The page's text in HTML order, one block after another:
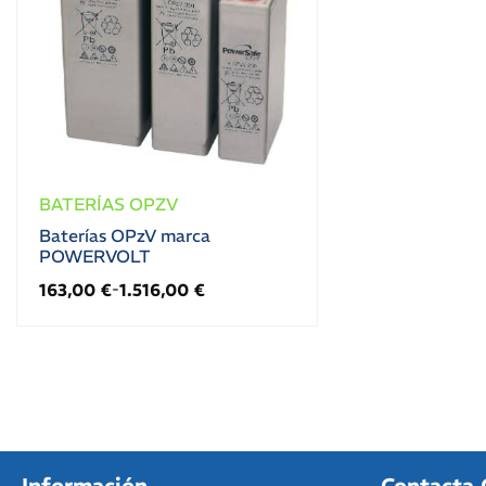
BATERÍAS OPZV
Baterías OPzV marca
POWERVOLT
163,00 €-1.516,00 €